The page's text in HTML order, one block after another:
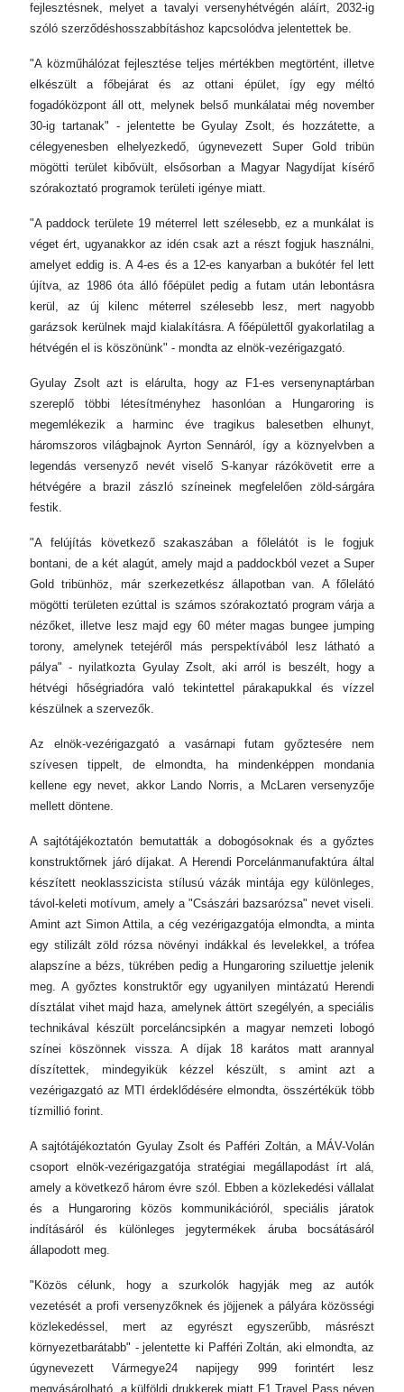
fejlesztésnek, melyet a tavalyi versenyhétvégén aláírt, 2032-ig
szóló szerződéshosszabbításhoz kapcsolódva jelentettek be.
"A közműhálózat fejlesztése teljes mértékben megtörtént, illetve
elkészült a főbejárat és az ottani épület, így egy méltó
fogadóközpont áll ott, melynek belső munkálatai még november
30-ig tartanak" - jelentette be Gyulay Zsolt, és hozzátette, a
célegyenesben elhelyezkedő, úgynevezett Super Gold tribün
mögötti terület kibővült, elsősorban a Magyar Nagydíjat kísérő
szórakoztató programok területi igénye miatt.
"A paddock területe 19 méterrel lett szélesebb, ez a munkálat is
véget ért, ugyanakkor az idén csak azt a részt fogjuk használni,
amelyet eddig is. A 4-es és a 12-es kanyarban a bukótér fel lett
újítva, az 1986 óta álló főépület pedig a futam után lebontásra
kerül, az új kilenc méterrel szélesebb lesz, mert nagyobb
garázsok kerülnek majd kialakításra. A főépülettől gyakorlatilag a
hétvégén el is köszönünk" - mondta az elnök-vezérigazgató.
Gyulay Zsolt azt is elárulta, hogy az F1-es versenynaptárban
szereplő többi létesítményhez hasonlóan a Hungaroring is
megemlékezik a harminc éve tragikus balesetben elhunyt,
háromszoros világbajnok Ayrton Sennáról, így a köznyelvben a
legendás versenyző nevét viselő S-kanyar rázókövetit erre a
hétvégére a brazil zászló színeinek megfelelően zöld-sárgára
festik.
"A felújítás következő szakaszában a főlelátót is le fogjuk
bontani, de a két alagút, amely majd a paddockból vezet a Super
Gold tribünhöz, már szerkezetkész állapotban van. A főlelátó
mögötti területen ezúttal is számos szórakoztató program várja a
nézőket, illetve lesz majd egy 60 méter magas bungee jumping
torony, amelynek tetejéről más perspektívából lesz látható a
pálya" - nyilatkozta Gyulay Zsolt, aki arról is beszélt, hogy a
hétvégi hőségriadóra való tekintettel párakapukkal és vízzel
készülnek a szervezők.
Az elnök-vezérigazgató a vasárnapi futam győztesére nem
szívesen tippelt, de elmondta, ha mindenképpen mondania
kellene egy nevet, akkor Lando Norris, a McLaren versenyzője
mellett döntene.
A sajtótájékoztatón bemutatták a dobogósoknak és a győztes
konstruktőrnek járó díjakat. A Herendi Porcelánmanufaktúra által
készített neoklasszicista stílusú vázák mintája egy különleges,
távol-keleti motívum, amely a "Császári bazsarózsa" nevet viseli.
Amint azt Simon Attila, a cég vezérigazgatója elmondta, a minta
egy stilizált zöld rózsa növényi indákkal és levelekkel, a trófea
alapszíne a bézs, tükrében pedig a Hungaroring sziluettje jelenik
meg. A győztes konstruktőr egy ugyanilyen mintázatú Herendi
dísztálat vihet majd haza, amelynek áttört szegélyén, a speciális
technikával készült porceláncsipkén a magyar nemzeti lobogó
színei köszönnek vissza. A díjak 18 karátos matt arannyal
díszítettek, mindegyikük kézzel készült, s amint azt a
vezérigazgató az MTI érdeklődésére elmondta, összértékük több
tízmillió forint.
A sajtótájékoztatón Gyulay Zsolt és Pafféri Zoltán, a MÁV-Volán
csoport elnök-vezérigazgatója stratégiai megállapodást írt alá,
amely a következő három évre szól. Ebben a közlekedési vállalat
és a Hungaroring közös kommunikációról, speciális járatok
indításáról és különleges jegytermékek áruba bocsátásáról
állapodott meg.
"Közös célunk, hogy a szurkolók hagyják meg az autók
vezetését a profi versenyzőknek és jöjjenek a pályára közösségi
közlekedéssel, mert az egyrészt egyszerűbb, másrészt
környezetbarátabb" - jelentette ki Pafféri Zoltán, aki elmondta, az
úgynevezett Vármegye24 napijegy 999 forintért lesz
megvásárolható, a külföldi drukkerek miatt F1 Travel Pass néven